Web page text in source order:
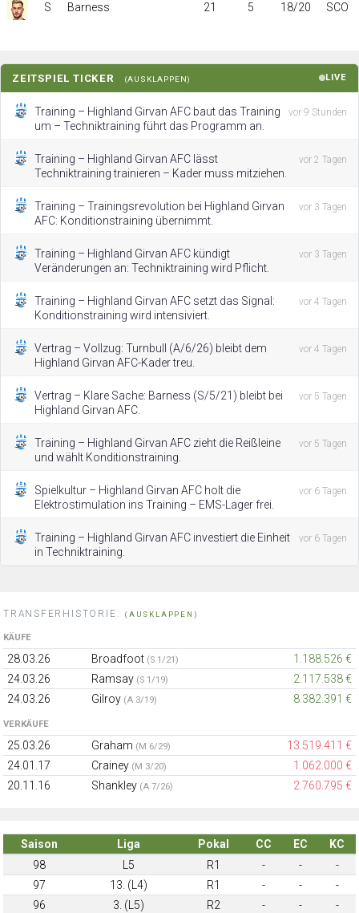
S
Barness 21 5 18/20 SCO
ZEITSPIEL TICKER (AUSKLAPPEN) LIVE
Training – Highland Girvan AFC baut das Training
um – Techniktraining führt das Programm an.
vor 9 Stunden
Training – Highland Girvan AFC lässt
Techniktraining trainieren – Kader muss mitziehen.
vor 2 Tagen
Training – Trainingsrevolution bei Highland Girvan
AFC: Konditionstraining übernimmt.
vor 3 Tagen
Training – Highland Girvan AFC kündigt
Veränderungen an: Techniktraining wird Pflicht.
vor 3 Tagen
Training – Highland Girvan AFC setzt das Signal:
Konditionstraining wird intensiviert.
vor 4 Tagen
Vertrag – Vollzug: Turnbull (A/6/26) bleibt dem
Highland Girvan AFC-Kader treu.
vor 4 Tagen
Vertrag – Klare Sache: Barness (S/5/21) bleibt bei
Highland Girvan AFC.
vor 5 Tagen
Training – Highland Girvan AFC zieht die Reißleine
und wählt Konditionstraining.
vor 5 Tagen
Spielkultur – Highland Girvan AFC holt die
Elektrostimulation ins Training – EMS-Lager frei.
vor 6 Tagen
Training – Highland Girvan AFC investiert die Einheit
in Techniktraining.
vor 6 Tagen
TRANSFERHISTORIE: (AUSKLAPPEN)
KÄUFE
28.03.26 Broadfoot (S 1/21)
1.188.526 €
24.03.26
Ramsay (S 1/19)
2.117.538 €
24.03.26
Gilroy (A 3/19) 8.382.391 €
VERKÄUFE
25.03.26 Graham (M 6/29)
13.519.411 €
24.01.17
Crainey (M 3/20)
1.062.000 €
20.11.16
Shankley (A 7/26) 2.760.795 €
Saison Liga Pokal CC EC
KC
98
L5 R1 - -
-
97
13. (L4) R1 - -
-
96
3. (L5) R2 - - -